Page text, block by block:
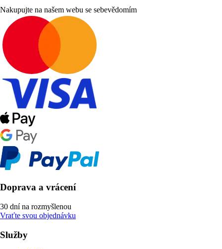
Nakupujte na našem webu se sebevědomím
Doprava a vrácení
30 dní na rozmyšlenou
Vraťte svou objednávku
Služby